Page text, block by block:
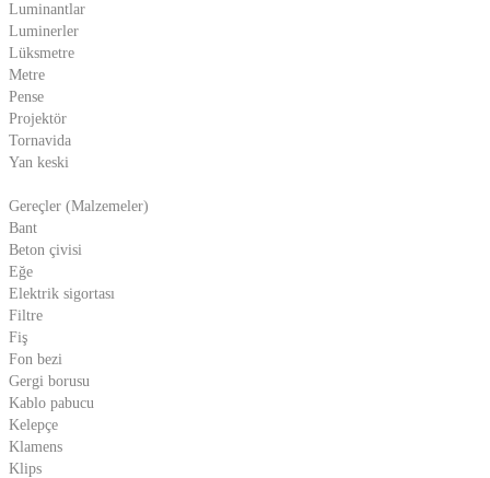
Luminantlar
Luminerler
Lüksmetre
Metre
Pense
Projektör
Tornavida
Yan keski
Gereçler (Malzemeler)
Bant
Beton çivisi
Eğe
Elektrik sigortası
Filtre
Fiş
Fon bezi
Gergi borusu
Kablo pabucu
Kelepçe
Klamens
Klips